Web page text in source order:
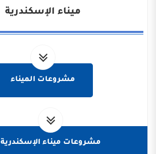
ميناء الإسكندرية
مشروعات الميناء
مشروعات ميناء الإسكندرية